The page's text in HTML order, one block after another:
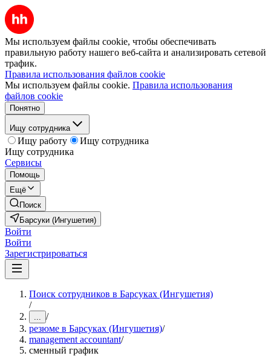
Мы используем файлы cookie, чтобы обеспечивать
правильную работу нашего веб-сайта и анализировать сетевой
трафик.
Правила использования файлов cookie
Мы используем файлы cookie. Правила использования
файлов cookie
Понятно
Ищу сотрудника
Ищу работу
Ищу сотрудника
Ищу сотрудника
Сервисы
Помощь
Ещё
Поиск
Барсуки (Ингушетия)
Войти
Войти
Зарегистрироваться
Поиск сотрудников в Барсуках (Ингушетия)
/
... /
резюме в Барсуках (Ингушетия)/
management accountant/
сменный график